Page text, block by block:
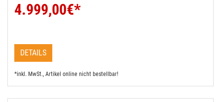
4.999,00€*
DETAILS
*inkl. MwSt., Artikel online nicht bestellbar!